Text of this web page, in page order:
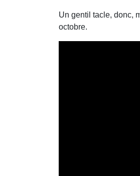
Un gentil tacle, donc,
octobre.